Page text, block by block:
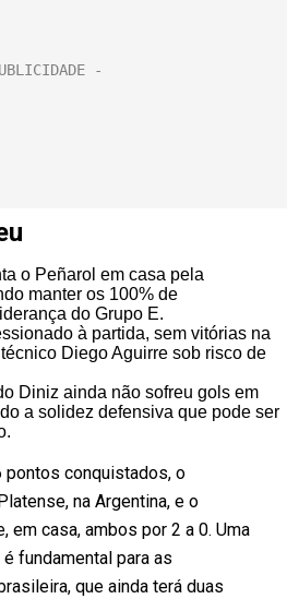
o Peñarol em casa pela
manter os 100% de
do Grupo E.
à partida, sem vitórias na
Diego Aguirre sob risco de
Diniz ainda não sofreu gols em
a solidez defensiva que pode ser
pontos conquistados, o
na Argentina, e o
em casa, ambos por 2 a 0. Uma
fundamental para as
que ainda terá duas